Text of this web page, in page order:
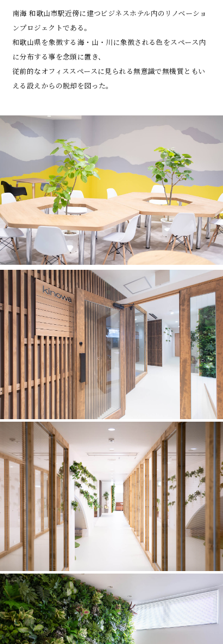
南海 和歌山市駅近傍に建つビジネスホテル内のリノベーショ
ンプロジェクトである。
和歌山県を象徴する海・山・川に象徴される色をスペース内
に分布する事を念頭に置き、
従前的なオフィススペースに見られる無意識で無機質ともい
える設えからの脱却を図った。